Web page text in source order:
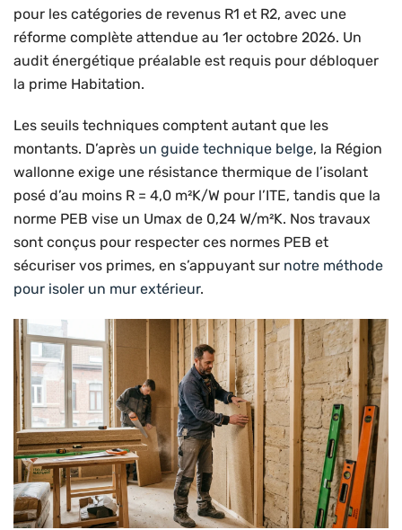
pour les catégories de revenus R1 et R2, avec une
réforme complète attendue au 1er octobre 2026. Un
audit énergétique préalable est requis pour débloquer
la prime Habitation.
Les seuils techniques comptent autant que les
montants. D’après un guide technique belge, la Région
wallonne exige une résistance thermique de l’isolant
posé d’au moins R = 4,0 m²K/W pour l’ITE, tandis que la
norme PEB vise un Umax de 0,24 W/m²K. Nos travaux
sont conçus pour respecter ces normes PEB et
sécuriser vos primes, en s’appuyant sur notre méthode
pour isoler un mur extérieur.